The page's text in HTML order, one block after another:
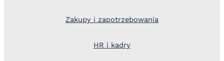
Zakupy i zapotrzebowania
HR i kadry